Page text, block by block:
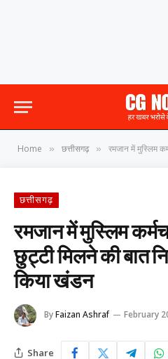
Home » छत्तीसगढ़ » रमजान में मुस्लिम
छत्तीसगढ़
रमजान में मुस्लिम
छुट्टी मिलने की बात
किया खंडन
ByFaizan Ashraf February
Share